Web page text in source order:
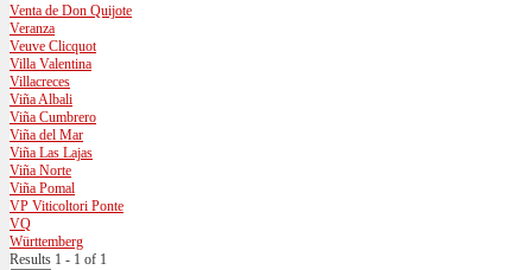
Venta de Don Quijote
Veranza
Veuve Clicquot
Villa Valentina
Villacreces
Viña Albali
Viña Cumbrero
Viña del Mar
Viña Las Lajas
Viña Norte
Viña Pomal
VP Viticoltori Ponte
VQ
Württemberg
Results 1 - 1 of 1